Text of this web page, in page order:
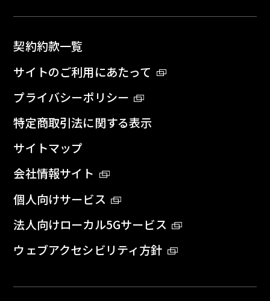
契約約款一覧
サイトのご利用にあたって
プライバシーポリシー
特定商取引法に関する表示
サイトマップ
会社情報サイト
個人向けサービス
法人向けローカル5Gサービス
ウェブアクセシビリティ方針